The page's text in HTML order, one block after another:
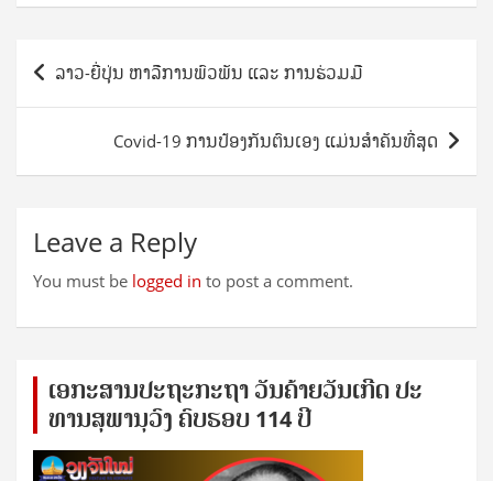
Post
navigation
ລາວ-ຍີ່ປຸ່ນ ຫາລືການພົວພັນ ແລະ ການຮ່ວມມື
Covid-19 ການປ້ອງກັນຕົນເອງ ແມ່ນສຳຄັນທີ່ສຸດ
Leave a Reply
You must be logged in to post a comment.
ເອ​ກະ​ສານ​ປະ​ຖະ​ກະ​ຖ​າ ວັນ​ຄ້າຍ​ວັນ​ເກີດ ປ​ະ​
ທານ​ສຸ​ພາ​ນຸ​ວົງ ຄົບ​ຮອບ 114 ປີ